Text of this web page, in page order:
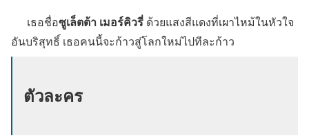
เธอชื่อซูเล็ตต้า เมอร์คิวรี่ ด้วยแสงสีแดงที่เผาไหม้ในหัวใจ
อันบริสุทธิ์ เธอคนนี้จะก้าวสู่โลกใหม่ไปทีละก้าว
ตัวละคร